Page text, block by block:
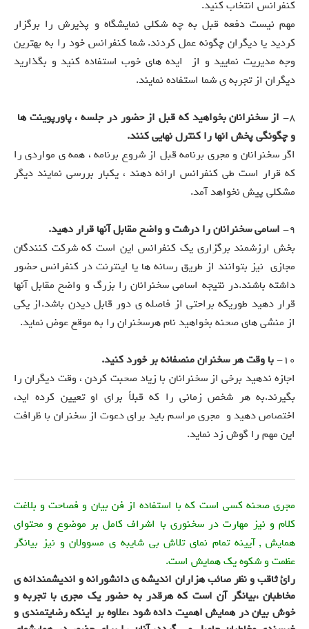
کنفرانس انتخاب کنید.
مهم نیست دفعه قبل به چه شکلی نمایشگاه و پذیرش را برگزار
کردید یا دیگران چگونه عمل کردند. شما کنفرانس خود را به بهترین
وجه مدیریت نمایید و از ایده های خوب استفاده کنید و بگذارید
دیگران از تجربه ی شما استفاده نمایند.
8-
از سخنرانان بخواهید که قبل از حضور در جلسه ، پاورپوینت ها
و چگونگی پخش انها را کنترل نهایی کنند.
اگر سخنرانان و مجری برنامه قبل از شروع برنامه ، همه ی مواردی را
که قرار است طی کنفرانس ارائه دهند ، یکبار بررسی نمایند دیگر
مشکلی پیش نخواهد آمد.
9-
اسامی سخنرانان را درشت و واضح مقابل آنها قرار دهید.
بخش ارزشمند برگزاری یک کنفرانس این است که شرکت کنندگان
مجازی نیز بتوانند از طریق رسانه ها یا اینترنت در کنفرانس حضور
داشته باشند.در نتیجه اسامی سخنرانان را بزرگ و واضح مقابل آنها
قرار دهید طوریکه براحتی از فاصله ی دور قابل دیدن باشد.از یکی
از منشی های صحنه بخواهید نام هرسخنران را به موقع عوض نماید.
10-
با وقت هر سخنران منصفانه بر خورد کنید.
اجازه ندهید برخی از سخنرانان با زیاد صحبت کردن ، وقت دیگران را
بگیرند.به هر شخص زمانی را که قبلاً برای او تعیین کرده اید،
اختصاص دهید و مجری مراسم باید برای دعوت از سخنران با ظرافت
این مهم را گوش زد نماید.
مجري صحنه کسی است که با استفاده از فن بیان و فصاحت و بلاغت
کلام و نیز مهارت در سخنوری با اشراف کامل بر موضوع و محتوای
همایش , آیینه تمام نمای تلاش بی شایبه ی مسوولان و نیز بیانگر
عظمت و شکوه یک همایش است.
رائ ثاقب و نظر صائب هزاران اندیشه ی دانشورانه و اندیشمندانه ی
مخاطبان ،بیانگر آن است که هرقدر به حضور يک مجري با تجربه و
خوش بیان در همايش اهمیت داده شود ،‌علاوه بر اینکه رضایتمندی و